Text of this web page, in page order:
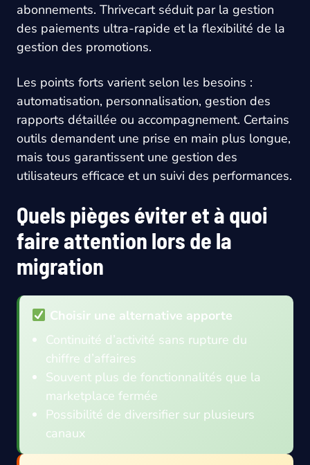
abonnements. Thrivecart séduit par la gestion
des paiements ultra-rapide et la flexibilité de la
gestion des promotions.
Les points forts varient selon les besoins :
automatisation, personnalisation, gestion des
rapports détaillée ou accompagnement. Certains
outils demandent une prise en main plus longue,
mais tous garantissent une gestion des
utilisateurs efficace et un suivi des performances.
Quels pièges éviter et à quoi
faire attention lors de la
migration
Choisir une alternative apporte
Continuité d’activité sans rupture du
chiffre d’affaires
Souvent plus de fonctionnalités que la
marketplace fermée
Possibilité de diversifier sur plusieurs
canaux